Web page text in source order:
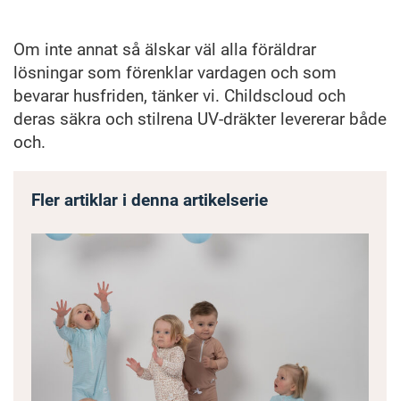
Om inte annat så älskar väl alla föräldrar
lösningar som förenklar vardagen och som
bevarar husfriden, tänker vi. Childscloud och
deras säkra och stilrena UV-dräkter levererar både
och.
Fler artiklar i denna artikelserie